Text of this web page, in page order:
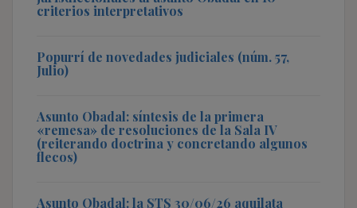
criterios interpretativos
Popurrí de novedades judiciales (núm. 57,
Julio)
Asunto Obadal: síntesis de la primera
«remesa» de resoluciones de la Sala IV
(reiterando doctrina y concretando algunos
flecos)
Asunto Obadal: la STS 30/06/26 aquilata